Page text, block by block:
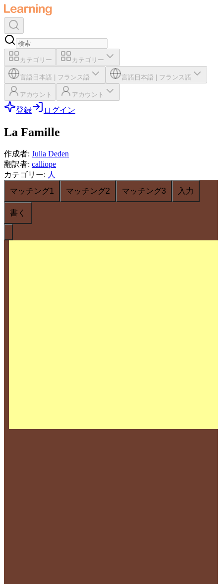
カテゴリー カテゴリー
言語 日本語 フランス語 言語 日本語 フランス語
アカウント アカウント
登録 ログイン
La Famille
作成者: Julia Deden
翻訳者: calliope
カテゴリー: 人
マッチング1
マッチング2 マッチング3 入力
書く